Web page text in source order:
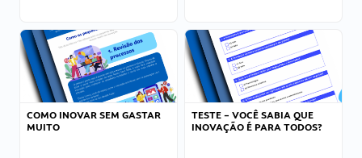
COMO INOVAR SEM GASTAR
MUITO
TESTE – VOCÊ SABIA QUE
INOVAÇÃO É PARA TODOS?